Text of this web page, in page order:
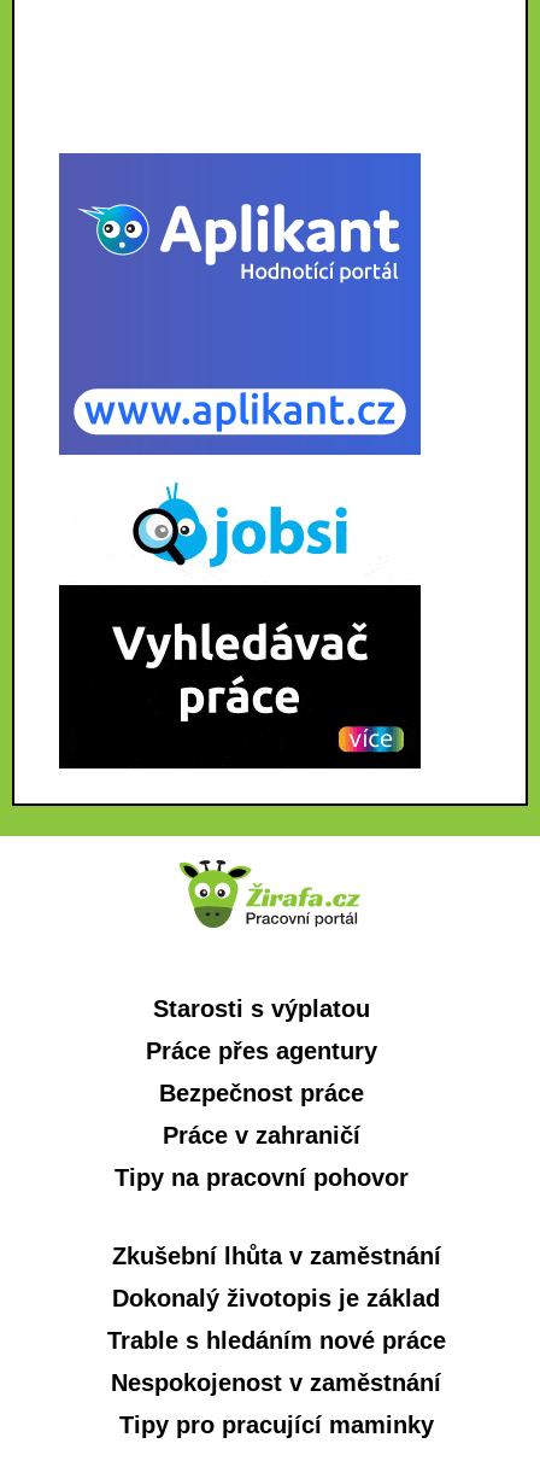
Starosti s výplatou
Práce přes agentury
Bezpečnost práce
Práce v zahraničí
Tipy na pracovní pohovor
Zkušební lhůta v zaměstnání
Dokonalý životopis je základ
Trable s hledáním nové práce
Nespokojenost v zaměstnání
Tipy pro pracující maminky